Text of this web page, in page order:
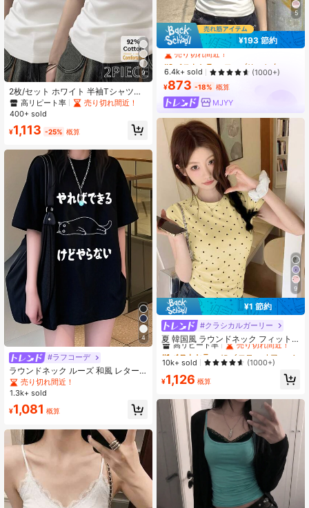
9
2枚/セット ホワイト 半袖Tシャツ、
ミニマリスト 無地 スリムフィット
トップス レディース、春/夏 カジュ
高リピート率
売り切れ間近！
400+ sold
¥1,113 -25% 概算
4
#ラフコーデ
ラウンドネック ルーズ 和風 レター
プリント 可愛い猫 半袖Tシャツ、春
夏カジュアル ブラック
売り切れ間近！
1.3k+ sold
¥1,081 概算
5
¥193 節約
#9 ベストセラー
ファブリック 女性用Tシャツ
売り切れ間近！
#9 ベストセラー
売り切れ間近！
#9 ベストセラー
売り切れ間近！
#9 ベストセラー
売り切れ間近！
6.4k+ sold (1000+)
¥873 -18% 概算
MJYY
9
¥1 節約
#クラシカルガーリー
夏 韓国風 ラウンドネック フィット
カジュアル ドット柄 半袖Tシャツ イ
エロー、エステティック
#1 ベストセラー
に イエロー オフィスデイリートップス
高リピート率
売り切れ間近！
#1 ベストセラー
に イエロー オフィスデイリートップス
高リピート率
売り切れ間近！
#1 ベストセラー
に イエロー オフィスデイリートップス
高リピート率
売り切れ間近！
#1 ベストセラー
に イエロー オフィスデイリートップス
高リピート率
売り切れ間近！
10k+ sold (1000+)
¥1,126 概算